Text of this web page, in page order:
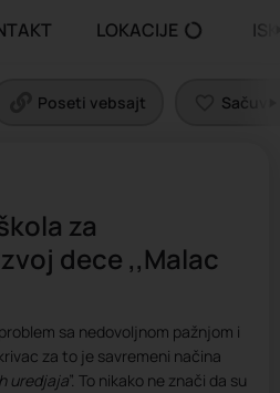
LOKACIJE
Poseti vebsajt
za
dece ,,Malac
sa nedovoljnom pažnjom i
za to je savremeni načina
uredjaja”. To nikako ne znači da su